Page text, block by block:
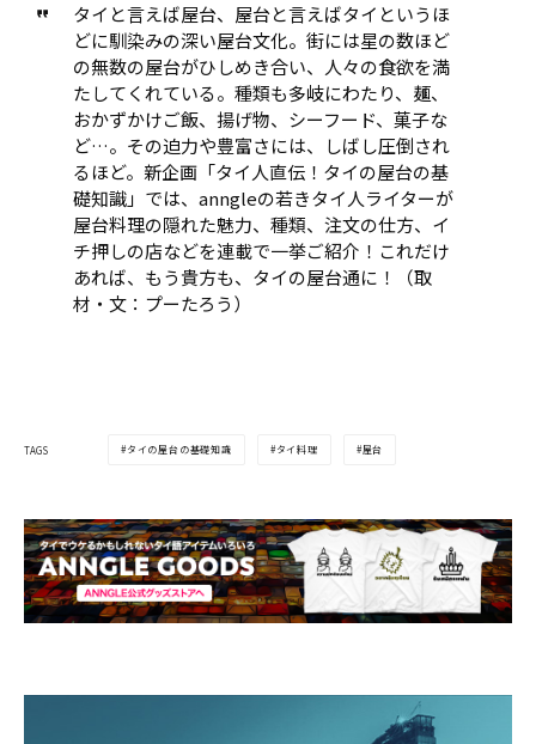
タイと言えば屋台、屋台と言えばタイというほ
どに馴染みの深い屋台文化。街には星の数ほど
の無数の屋台がひしめき合い、人々の食欲を満
たしてくれている。種類も多岐にわたり、麺、
おかずかけご飯、揚げ物、シーフード、菓子な
ど…。その迫力や豊富さには、しばし圧倒され
るほど。新企画「タイ人直伝！タイの屋台の基
礎知識」では、anngleの若きタイ人ライターが
屋台料理の隠れた魅力、種類、注文の仕方、イ
チ押しの店などを連載で一挙ご紹介！これだけ
あれば、もう貴方も、タイの屋台通に！（取
材・文：プーたろう）
TAGS タイの屋台の基礎知識 タイ料理 屋台